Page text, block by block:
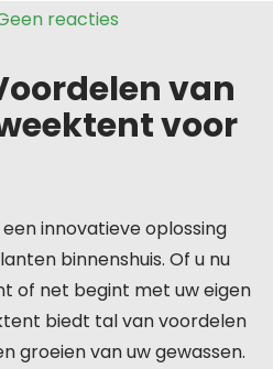
reacties
van
voor
innovatieve oplossing
binnenshuis. Of u nu
of net begint met uw eigen
biedt tal van voordelen
groeien van uw gewassen.